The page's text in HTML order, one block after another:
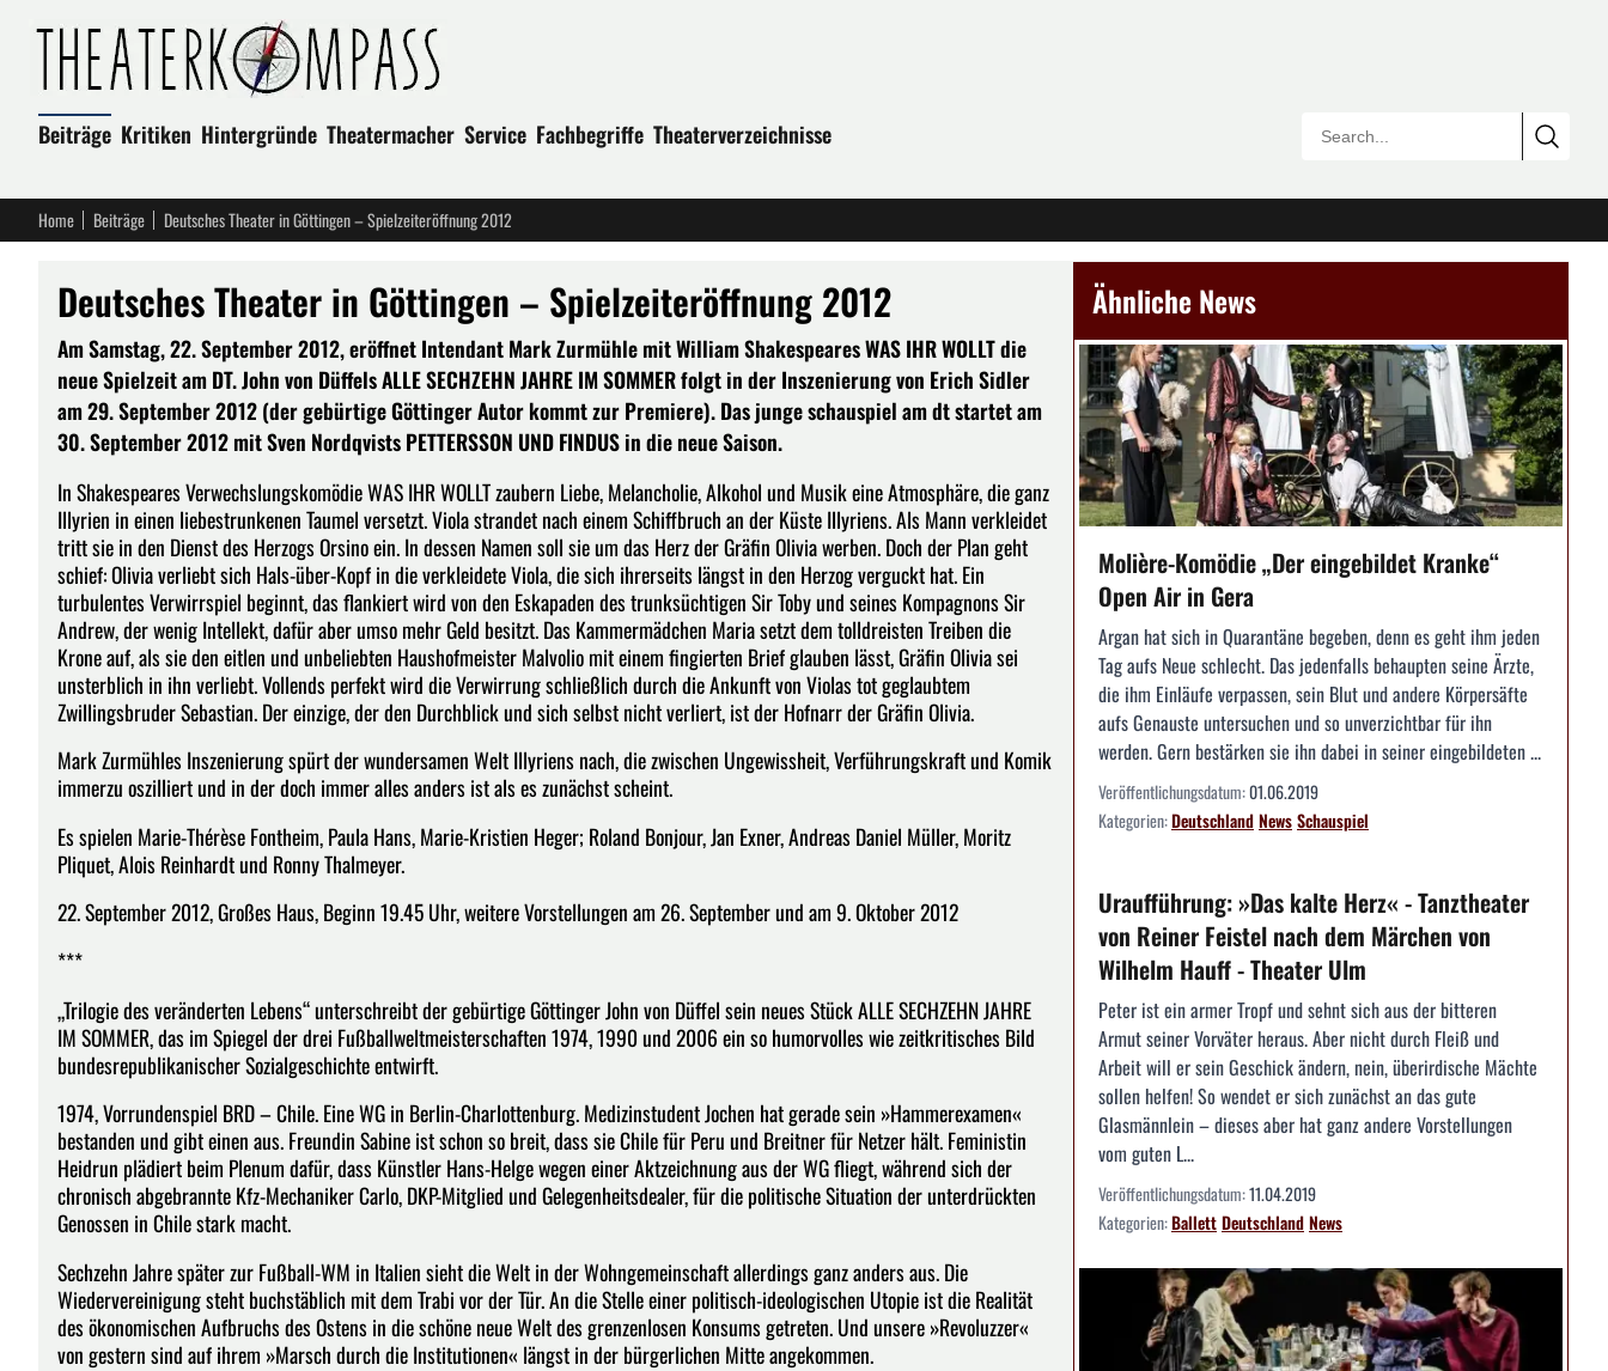
Beiträge Kritiken Hintergründe Theatermacher Service Fachbegriffe Theaterverzeichnisse
Home Beiträge Deutsches Theater in Göttingen – Spielzeiteröffnung 2012
Deutsches Theater in Göttingen – Spielzeiteröffnung 2012
Am Samstag, 22. September 2012, eröffnet Intendant Mark Zurmühle mit William Shakespeares WAS IHR WOLLT die
neue Spielzeit am DT. John von Düffels ALLE SECHZEHN JAHRE IM SOMMER folgt in der Inszenierung von Erich Sidler
am 29. September 2012 (der gebürtige Göttinger Autor kommt zur Premiere). Das junge schauspiel am dt startet am
30. September 2012 mit Sven Nordqvists PETTERSSON UND FINDUS in die neue Saison.
In Shakespeares Verwechslungskomödie WAS IHR WOLLT zaubern Liebe, Melancholie, Alkohol und Musik eine Atmosphäre, die ganz
Illyrien in einen liebestrunkenen Taumel versetzt. Viola strandet nach einem Schiffbruch an der Küste Illyriens. Als Mann verkleidet
tritt sie in den Dienst des Herzogs Orsino ein. In dessen Namen soll sie um das Herz der Gräfin Olivia werben. Doch der Plan geht
schief: Olivia verliebt sich Hals-über-Kopf in die verkleidete Viola, die sich ihrerseits längst in den Herzog verguckt hat. Ein
turbulentes Verwirrspiel beginnt, das flankiert wird von den Eskapaden des trunksüchtigen Sir Toby und seines Kompagnons Sir
Andrew, der wenig Intellekt, dafür aber umso mehr Geld besitzt. Das Kammermädchen Maria setzt dem tolldreisten Treiben die
Krone auf, als sie den eitlen und unbeliebten Haushofmeister Malvolio mit einem fingierten Brief glauben lässt, Gräfin Olivia sei
unsterblich in ihn verliebt. Vollends perfekt wird die Verwirrung schließlich durch die Ankunft von Violas tot geglaubtem
Zwillingsbruder Sebastian. Der einzige, der den Durchblick und sich selbst nicht verliert, ist der Hofnarr der Gräfin Olivia.
Mark Zurmühles Inszenierung spürt der wundersamen Welt Illyriens nach, die zwischen Ungewissheit, Verführungskraft und Komik
immerzu oszilliert und in der doch immer alles anders ist als es zunächst scheint.
Es spielen Marie-Thérèse Fontheim, Paula Hans, Marie-Kristien Heger; Roland Bonjour, Jan Exner, Andreas Daniel Müller, Moritz
Pliquet, Alois Reinhardt und Ronny Thalmeyer.
22. September 2012, Großes Haus, Beginn 19.45 Uhr, weitere Vorstellungen am 26. September und am 9. Oktober 2012
***
„Trilogie des veränderten Lebens“ unterschreibt der gebürtige Göttinger John von Düffel sein neues Stück ALLE SECHZEHN JAHRE
IM SOMMER, das im Spiegel der drei Fußballweltmeisterschaften 1974, 1990 und 2006 ein so humorvolles wie zeitkritisches Bild
bundesrepublikanischer Sozialgeschichte entwirft.
1974, Vorrundenspiel BRD – Chile. Eine WG in Berlin-Charlottenburg. Medizinstudent Jochen hat gerade sein »Hammerexamen«
bestanden und gibt einen aus. Freundin Sabine ist schon so breit, dass sie Chile für Peru und Breitner für Netzer hält. Feministin
Heidrun plädiert beim Plenum dafür, dass Künstler Hans-Helge wegen einer Aktzeichnung aus der WG fliegt, während sich der
chronisch abgebrannte Kfz-Mechaniker Carlo, DKP-Mitglied und Gelegenheitsdealer, für die politische Situation der unterdrückten
Genossen in Chile stark macht.
Sechzehn Jahre später zur Fußball-WM in Italien sieht die Welt in der Wohngemeinschaft allerdings ganz anders aus. Die
Wiedervereinigung steht buchstäblich mit dem Trabi vor der Tür. An die Stelle einer politisch-ideologischen Utopie ist die Realität
des ökonomischen Aufbruchs des Ostens in die schöne neue Welt des grenzenlosen Konsums getreten. Und unsere »Revoluzzer«
von gestern sind auf ihrem »Marsch durch die Institutionen« längst in der bürgerlichen Mitte angekommen.
Ähnliche News
Molière-Komödie „Der eingebildet Kranke“
Open Air in Gera
Argan hat sich in Quarantäne begeben, denn es geht ihm jeden
Tag aufs Neue schlecht. Das jedenfalls behaupten seine Ärzte,
die ihm Einläufe verpassen, sein Blut und andere Körpersäfte
aufs Genauste untersuchen und so unverzichtbar für ihn
werden. Gern bestärken sie ihn dabei in seiner eingebildeten ...
Veröffentlichungsdatum:01.06.2019
Kategorien:DeutschlandNewsSchauspiel
Uraufführung: »Das kalte Herz« - Tanztheater
von Reiner Feistel nach dem Märchen von
Wilhelm Hauff - Theater Ulm
Peter ist ein armer Tropf und sehnt sich aus der bitteren
Armut seiner Vorväter heraus. Aber nicht durch Fleiß und
Arbeit will er sein Geschick ändern, nein, überirdische Mächte
sollen helfen! So wendet er sich zunächst an das gute
Glasmännlein – dieses aber hat ganz andere Vorstellungen
vom guten L...
Veröffentlichungsdatum:11.04.2019
Kategorien:BallettDeutschlandNews